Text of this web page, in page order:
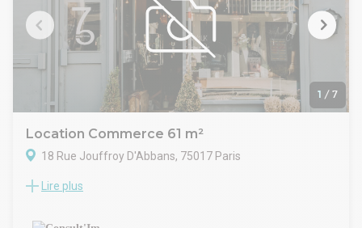
1 / 7
Location Commerce 61 m²
18 Rue Jouffroy D'Abbans, 75017 Paris
M° Malesherbes , dans un immeuble de standing, à louer une
CARACTERISTIQUES DE L'OFFRE
Lire plus